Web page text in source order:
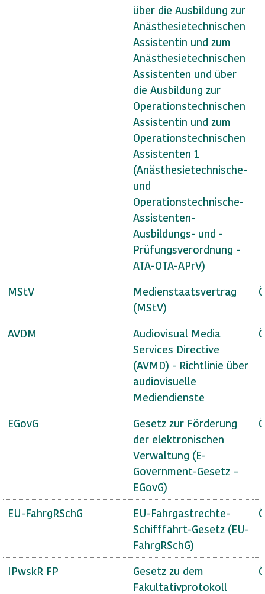
über die Ausbildung zur
Anästhesietechnischen
Assistentin und zum
Anästhesietechnischen
Assistenten und über
die Ausbildung zur
Operationstechnischen
Assistentin und zum
Operationstechnischen
Assistenten 1
(Anästhesietechnische-
und
Operationstechnische-
Assistenten-
Ausbildungs- und -
Prüfungsverordnung -
ATA-OTA-APrV)
MStV
Medienstaatsvertrag
(MStV)
AVDM
Audiovisual Media
Services Directive
(AVMD) - Richtlinie über
audiovisuelle
Mediendienste
EGovG
Gesetz zur Förderung
der elektronischen
Verwaltung (E-
Government-Gesetz –
EGovG)
EU-FahrgRSchG
EU-Fahrgastrechte-
Schifffahrt-Gesetz (EU-
FahrgRSchG)
IPwskR FP
Gesetz zu dem
Fakultativprotokoll